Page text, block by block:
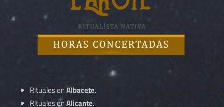
Rituales enAlbacete.
Rituales enAlicante.